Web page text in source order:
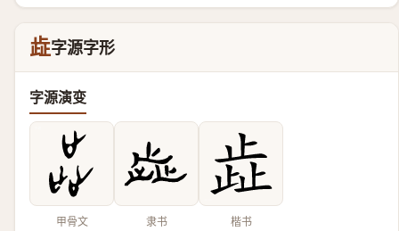
歮字源字形
字源演变
甲骨文 隶书 楷书